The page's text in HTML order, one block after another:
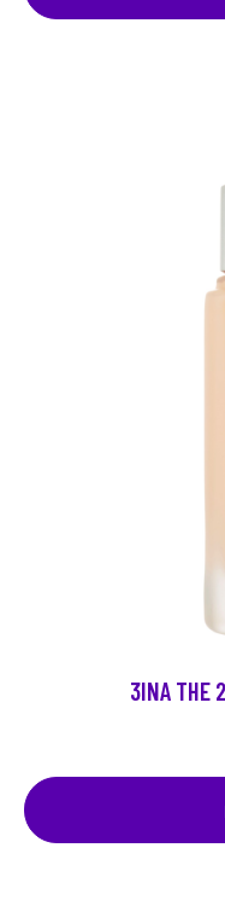
3INA THE